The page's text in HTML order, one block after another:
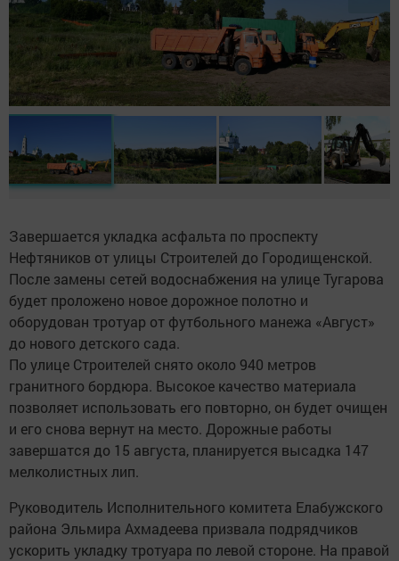
Завершается укладка асфальта по проспекту
Нефтяников от улицы Строителей до Городищенской.
После замены сетей водоснабжения на улице Тугарова
будет проложено новое дорожное полотно и
оборудован тротуар от футбольного манежа «Август»
до нового детского сада.
По улице Строителей снято около 940 метров
гранитного бордюра. Высокое качество материала
позволяет использовать его повторно, он будет очищен
и его снова вернут на место. Дорожные работы
завершатся до 15 августа, планируется высадка 147
мелколистных лип.
Руководитель Исполнительного комитета Елабужского
района Эльмира Ахмадеева призвала подрядчиков
ускорить укладку тротуара по левой стороне. На правой